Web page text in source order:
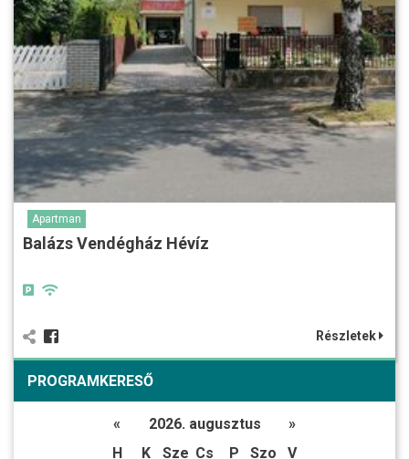
Apartman
Balázs Vendégház Hévíz
Részletek
PROGRAMKERESŐ
« 2026. augusztus
»
H
K Sze Cs P Szo
V